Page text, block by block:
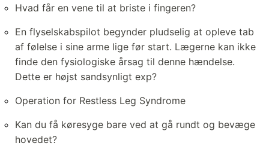
Hvad får en vene til at briste i fingeren?
En flyselskabspilot begynder pludselig at opleve tab
af følelse i sine arme lige før start. Lægerne kan ikke
finde den fysiologiske årsag til denne hændelse.
Dette er højst sandsynligt exp?
Operation for Restless Leg Syndrome
Kan du få køresyge bare ved at gå rundt og bevæge
hovedet?